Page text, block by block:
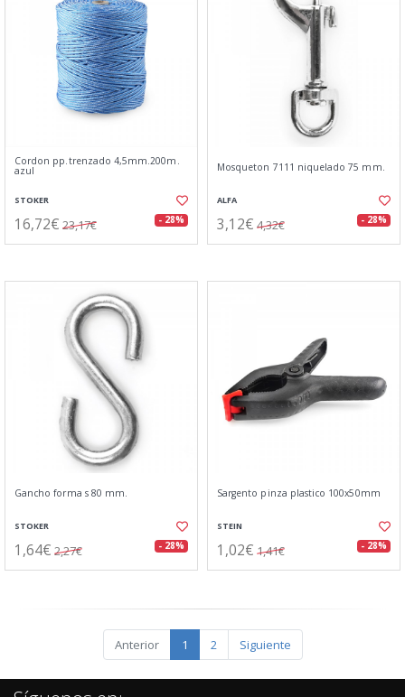
Cordon pp.trenzado 4,5mm.200m.
azul
STOKER
16,72€ 23,17€ - 28%
Mosqueton 7111 niquelado 75 mm.
ALFA
3,12€ 4,32€ - 28%
Gancho forma s 80 mm.
STOKER
1,64€ 2,27€ - 28%
Sargento pinza plastico 100x50mm
STEIN
1,02€ 1,41€ - 28%
Anterior 1 2 Siguiente